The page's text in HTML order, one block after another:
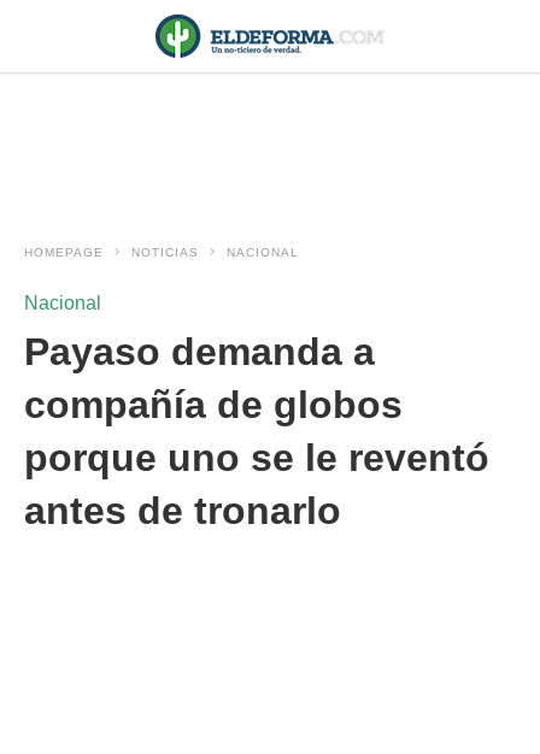
HOMEPAGE NOTICIAS NACIONAL
Nacional
Payaso demanda a
compañía de globos
porque uno se le reventó
antes de tronarlo